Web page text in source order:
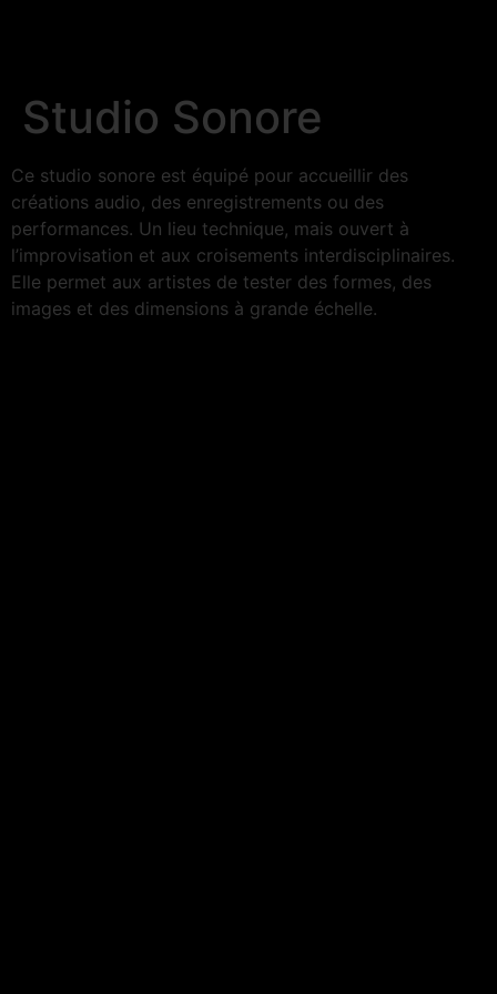
Studio Sonore
Ce studio sonore est équipé pour accueillir des
créations audio, des enregistrements ou des
performances. Un lieu technique, mais ouvert à
l’improvisation et aux croisements interdisciplinaires.
Elle permet aux artistes de tester des formes, des
images et des dimensions à grande échelle.